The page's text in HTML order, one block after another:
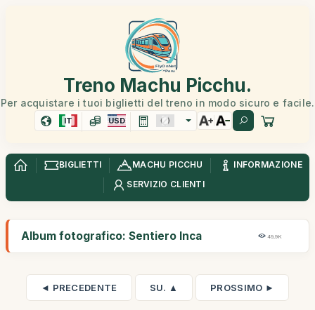
Treno Machu Picchu.
Per acquistare i tuoi biglietti del treno in modo sicuro e facile.
IT USD
BIGLIETTI MACHU PICCHU
INFORMAZIONE
SERVIZIO CLIENTI
Album fotografico: Sentiero Inca 49,9K
◄ PRECEDENTE SU. ▲ PROSSIMO ►